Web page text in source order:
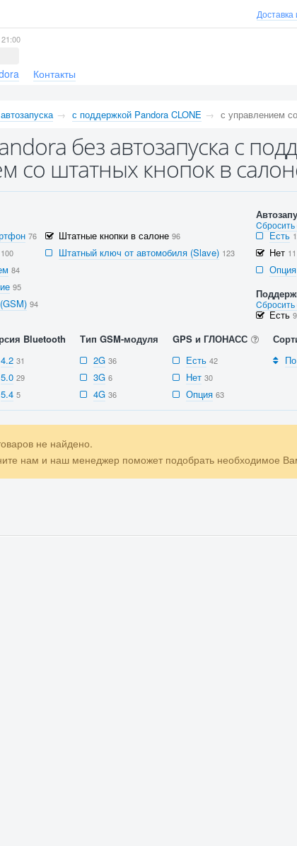
Доставка
Контакты
с поддержкой Pandora CLONE с управлением
без автозапуска с
со штатных кнопок в
76
100
84
95
94
Штатные кнопки в салоне 96
Штатный ключ от автомобиля (Slave) 123
Есть
Нет 11
Опция
Есть
Bluetooth
4.2 31
5.0 29
5.4 5
Тип GSM-модуля
2G 36
3G 6
4G 36
GPS и ГЛОНАСС
Есть 42
Нет 30
Опция 63
не найдено.
нам и наш менеджер поможет подобрать необходимое